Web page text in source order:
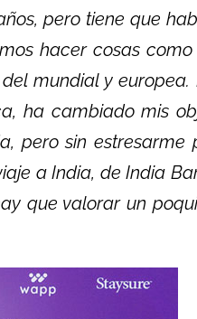
pero tiene que
hacer cosas
mundial y europea.
ha cambiado mis
pero sin estresarme
a India, de India
que valorar un